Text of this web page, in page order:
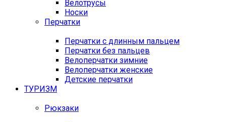
Велотрусы
Носки
Перчатки
Перчатки с длинным пальцем
Перчатки без пальцев
Велоперчатки зимние
Велоперчатки женские
Детские перчатки
ТУРИЗМ
Рюкзаки